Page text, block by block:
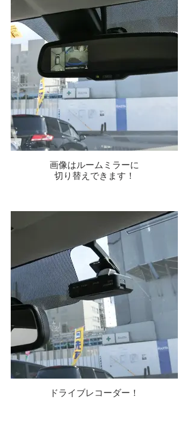
画像はルームミラーに
切り替えできます！
ドライブレコーダー！